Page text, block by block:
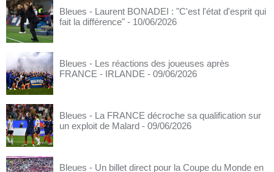
Bleues - Laurent BONADEI : "C'est l'état d'esprit qui
fait la différence" - 10/06/2026
Bleues - Les réactions des joueuses après
FRANCE - IRLANDE - 09/06/2026
Bleues - La FRANCE décroche sa qualification sur
un exploit de Malard - 09/06/2026
Bleues - Un billet direct pour la Coupe du Monde en